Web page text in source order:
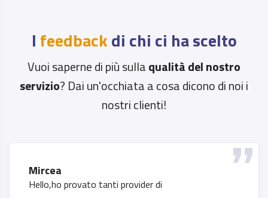
I feedbackdi chi ci ha scelto
Vuoi saperne di più sullaqualità del nostro
servizio? Dai un'occhiata a cosa dicono di noi i
nostri clienti!
Sempre perfetti